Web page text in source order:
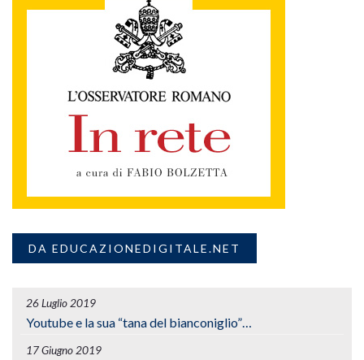
DA EDUCAZIONEDIGITALE.NET
26 Luglio 2019
Youtube e la sua “tana del bianconiglio”…
17 Giugno 2019